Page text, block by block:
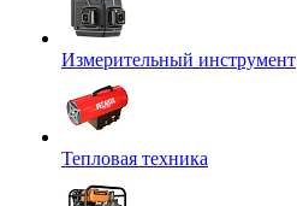
Измерительный инструмент
Тепловая техника